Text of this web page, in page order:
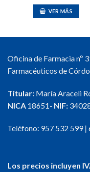
VER MÁS
Oficina de Farmacia nº
Farmacéuticos de
Titular: María Araceli
NICA 18651- NIF:
Teléfono: 957 532 599|
Los precios incluyen